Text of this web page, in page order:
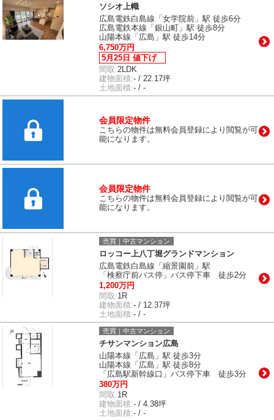
ソシオ上幟
広島電鉄白島線「女学院前」駅 徒歩6分
広島電鉄本線「銀山町」駅 徒歩8分
山陽本線「広島」駅 徒歩14分
6,750万円
5月25日 値下げ
間取:2LDK
建物面積:- / 22.17坪
土地面積:- / -
会員限定物件
こちらの物件は無料会員登録により閲覧が可
能になります。
会員限定物件
こちらの物件は無料会員登録により閲覧が可
能になります。
売買｜中古マンション
ロッコー上八丁堀グランドマンション
広島電鉄白島線「縮景園前」駅
「検察庁前バス停」バス停下車 徒歩2分
1,200万円
間取:1R
建物面積:- / 12.37坪
土地面積:- / -
売買｜中古マンション
チサンマンション広島
山陽本線「広島」駅 徒歩3分
山陽本線「広島」駅 徒歩8分
「広島駅新幹線口」バス停下車 徒歩3分
380万円
間取:1R
建物面積:- / 4.38坪
土地面積:- / -